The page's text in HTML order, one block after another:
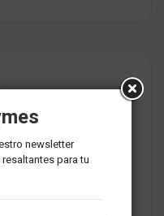
cuyo objetivo es
newsletter
para tu